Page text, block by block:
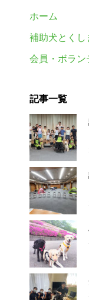
ホーム
補助犬とくし
会員・ボラ
記事一覧